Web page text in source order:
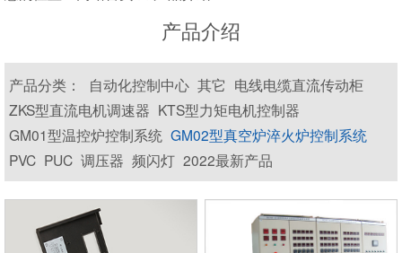
产品介绍
产品分类： 自动化控制中心 其它 电线电缆直流传动柜
ZKS型直流电机调速器 KTS型力矩电机控制器
GM01型温控炉控制系统 GM02型真空炉淬火炉控制系统
PVC PUC 调压器 频闪灯 2022最新产品